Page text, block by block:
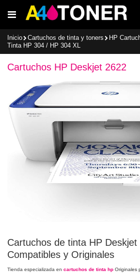
al
contenido
Inicio Cartuchos de tinta y toners
HP
Tinta HP 304 / HP 304 XL
Cartuchos HP Deskjet 2622
Cartuchos de tinta HP Deskjet
Compatibles y Originales
Tienda especializada en cartuchos de tinta hp Originales